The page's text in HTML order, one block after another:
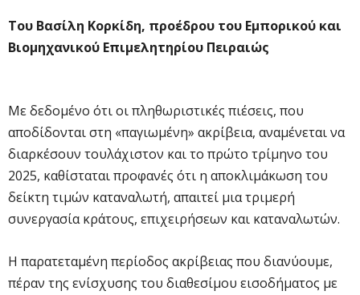
Του Βασίλη Κορκίδη, προέδρου του Εμπορικού και
Βιομηχανικού Επιμελητηρίου Πειραιώς
Με δεδομένο ότι οι πληθωριστικές πιέσεις, που
αποδίδονται στη «παγιωμένη» ακρίβεια, αναμένεται να
διαρκέσουν τουλάχιστον και το πρώτο τρίμηνο του
2025, καθίσταται προφανές ότι η αποκλιμάκωση του
δείκτη τιμών καταναλωτή, απαιτεί μια τριμερή
συνεργασία κράτους, επιχειρήσεων και καταναλωτών.
Η παρατεταμένη περίοδος ακρίβειας που διανύουμε,
πέραν της ενίσχυσης του διαθεσίμου εισοδήματος με